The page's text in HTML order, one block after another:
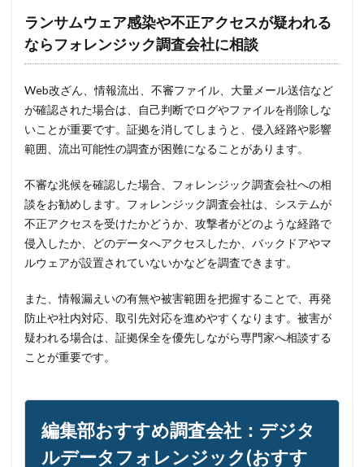
ランサムウェア感染や不正アクセスが疑われる
ならフォレンジック調査会社に相談
Web改ざん、情報流出、不審ファイル、大量メール送信など
が確認された場合は、自己判断でログやファイルを削除しな
いことが重要です。証拠を消してしまうと、侵入経路や影響
範囲、流出可能性の調査が困難になることがあります。
不審な兆候を確認した場合、フォレンジック調査会社への相
談をお勧めします。フォレンジック調査会社は、システムが
不正アクセスを受けたかどうか、攻撃者がどのような経路で
侵入したか、どのデータへアクセスしたか、バックドアやマ
ルウェアが設置されていないかなどを調査できます。
また、情報漏えいの有無や被害範囲を把握することで、再発
防止や社内対応、取引先対応を進めやすくなります。被害が
疑われる場合は、証拠保全を優先しながら専門家へ相談する
ことが重要です。
編集部おすすめ調査会社：デジタ
ルデータフォレンジック(おすす